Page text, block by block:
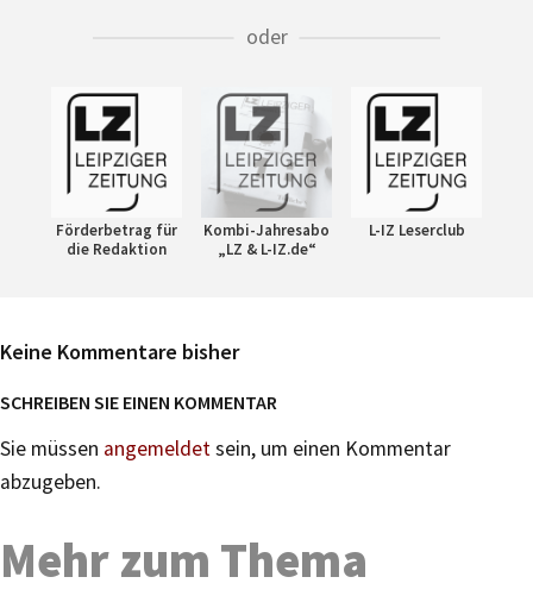
oder
Förderbetrag für
die Redaktion
Kombi-Jahresabo
„LZ & L-IZ.de“
L-IZ Leserclub
Keine Kommentare bisher
SCHREIBEN SIE EINEN KOMMENTAR
Sie müssen angemeldetsein, um einen Kommentar
abzugeben.
Mehr zum Thema